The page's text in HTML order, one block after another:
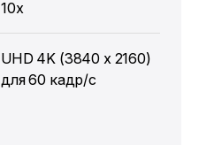
10x
UHD 4K (3840 x 2160)
для 60 кадр/с